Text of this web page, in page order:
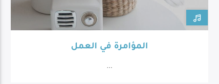
المؤامرة في العمل
...